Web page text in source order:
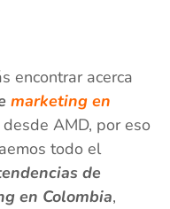
encontrar acerca
marketing en
AMD, por eso
todo el
de
en Colombia,